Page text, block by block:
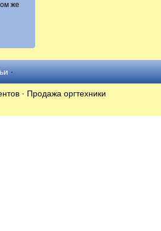
же
·
· Продажа оргтехники